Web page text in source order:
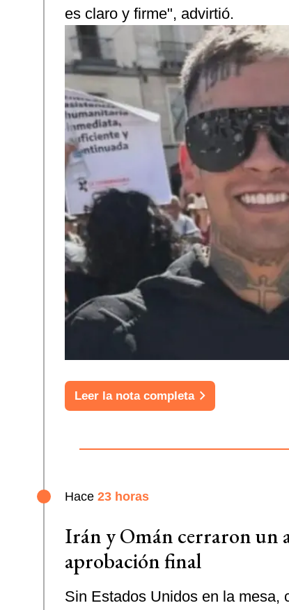
es claro y firme", advirtió.
Leer la nota completa
Hace 23 horas
Irán y Omán cerraron un
aprobación final
Sin Estados Unidos en la mesa,